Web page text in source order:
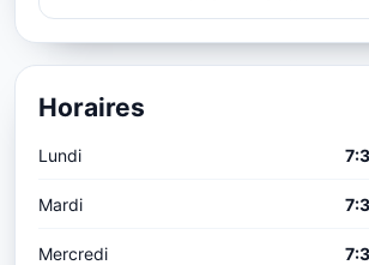
Horaires
Lundi
Mardi
Mercredi